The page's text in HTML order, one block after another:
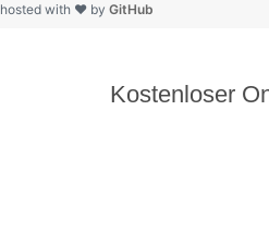
hosted with ❤ by GitHub
Kostenloser